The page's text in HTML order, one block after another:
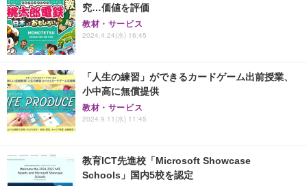
究…価値を評価
教材・サービス
2024.4.24(水) 16:45
「人生の練習」ができるカードゲーム出前授業、
小中高に無償提供
教材・サービス
2024.9.11(水) 11:45
教育ICT先進校「Microsoft Showcase
Schools」国内5校を認定